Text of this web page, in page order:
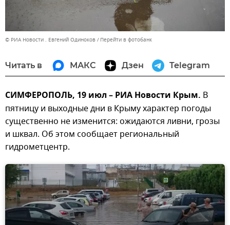
© РИА Новости . Евгений Одиноков Перейти в фотобанк
Читать в МАКС Дзен Telegram
СИМФЕРОПОЛЬ, 19 июл – РИА Новости Крым. В
пятницу и выходные дни в Крыму характер погоды
существенно не изменится: ожидаются ливни, грозы
и шквал. Об этом сообщает региональный
гидрометцентр.